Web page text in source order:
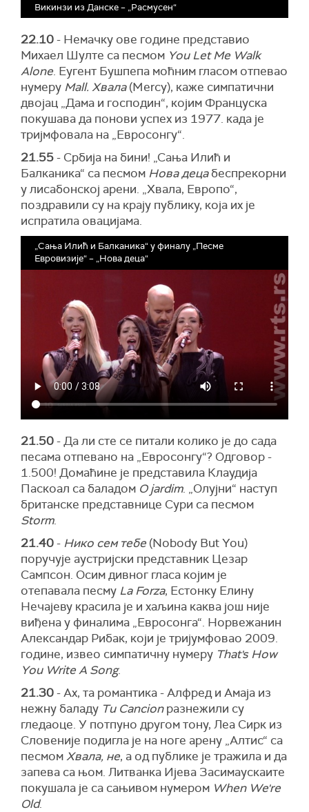
Викинзи из Данске – „Расмусен“
22.10- Немачку ове године представио
Михаел Шулте са песмом You Let Me Walk
Alone. Еугент Бушпепа моћним гласом отпевао
нумеру Mall. Хвала(Mercy), каже симпатични
двојац „Дама и господин“, којим Француска
покушава да понови успех из 1977. када је
тријмфовала на „Евросонгу“.
21.55- Србија на бини! „Сања Илић и
Балканика“ са песмом Нова децабеспрекорни
у лисабонској арени. „Хвала, Европо“,
поздравили су на крају публику, која их је
испратила овацијама.
„Сања Илић и Балканика“ у финалу „Песме
Евровизије“ – „Нова деца“
21.50- Да ли сте се питали колико је до сада
песама отпевано на „Евросонгу“? Одговор -
1.500! Домаћине је представила Клаудија
Паскоал са баладом O jardim. „Олујни“ наступ
британске представнице Сури са песмом
Storm.
21.40- Нико сем тебе(Nobody But You)
поручује аустријски представник Цезар
Сампсон. Осим дивног гласа којим је
отепавала песму La Forza, Естонку Елину
Нечајеву красила је и хаљина каква још није
виђена у финалима „Евросонга“. Норвежанин
Александар Рибак, који је тријумфовао 2009.
године, извео симпатичну нумеру That's How
You Write A Song.
21.30- Ах, та романтика - Алфред и Амаја из
нежну баладу Tu Cancionразнежили су
гледаоце. У потпуно другом тону, Леа Сирк из
Словеније подигла је на ноге арену „Алтис“ са
песмомХвала, не, а од публике је тражила и да
запева са њом. Литванка Ијева Засимаускаите
покушала је са сањивом нумером When We're
Old.